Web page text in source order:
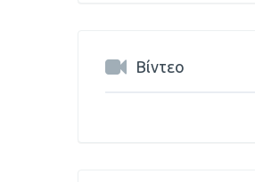
Βίντεο